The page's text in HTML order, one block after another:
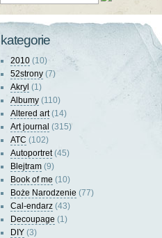
kategorie
2010 (10)
52strony (7)
Akryl (1)
Albumy (110)
Altered art(14)
Art journal (315)
ATC (102)
Autoportret(45)
Blejtram (9)
Book of me (10)
Boże Narodzenie (77)
Cal-endarz (43)
Decoupage (1)
DIY (3)